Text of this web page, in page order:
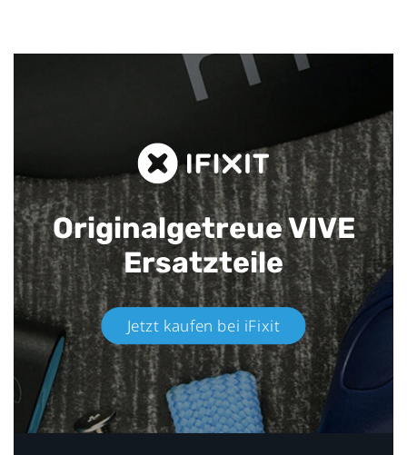
Originalgetreue VIVE
Ersatzteile
Jetzt kaufen bei iFixit​